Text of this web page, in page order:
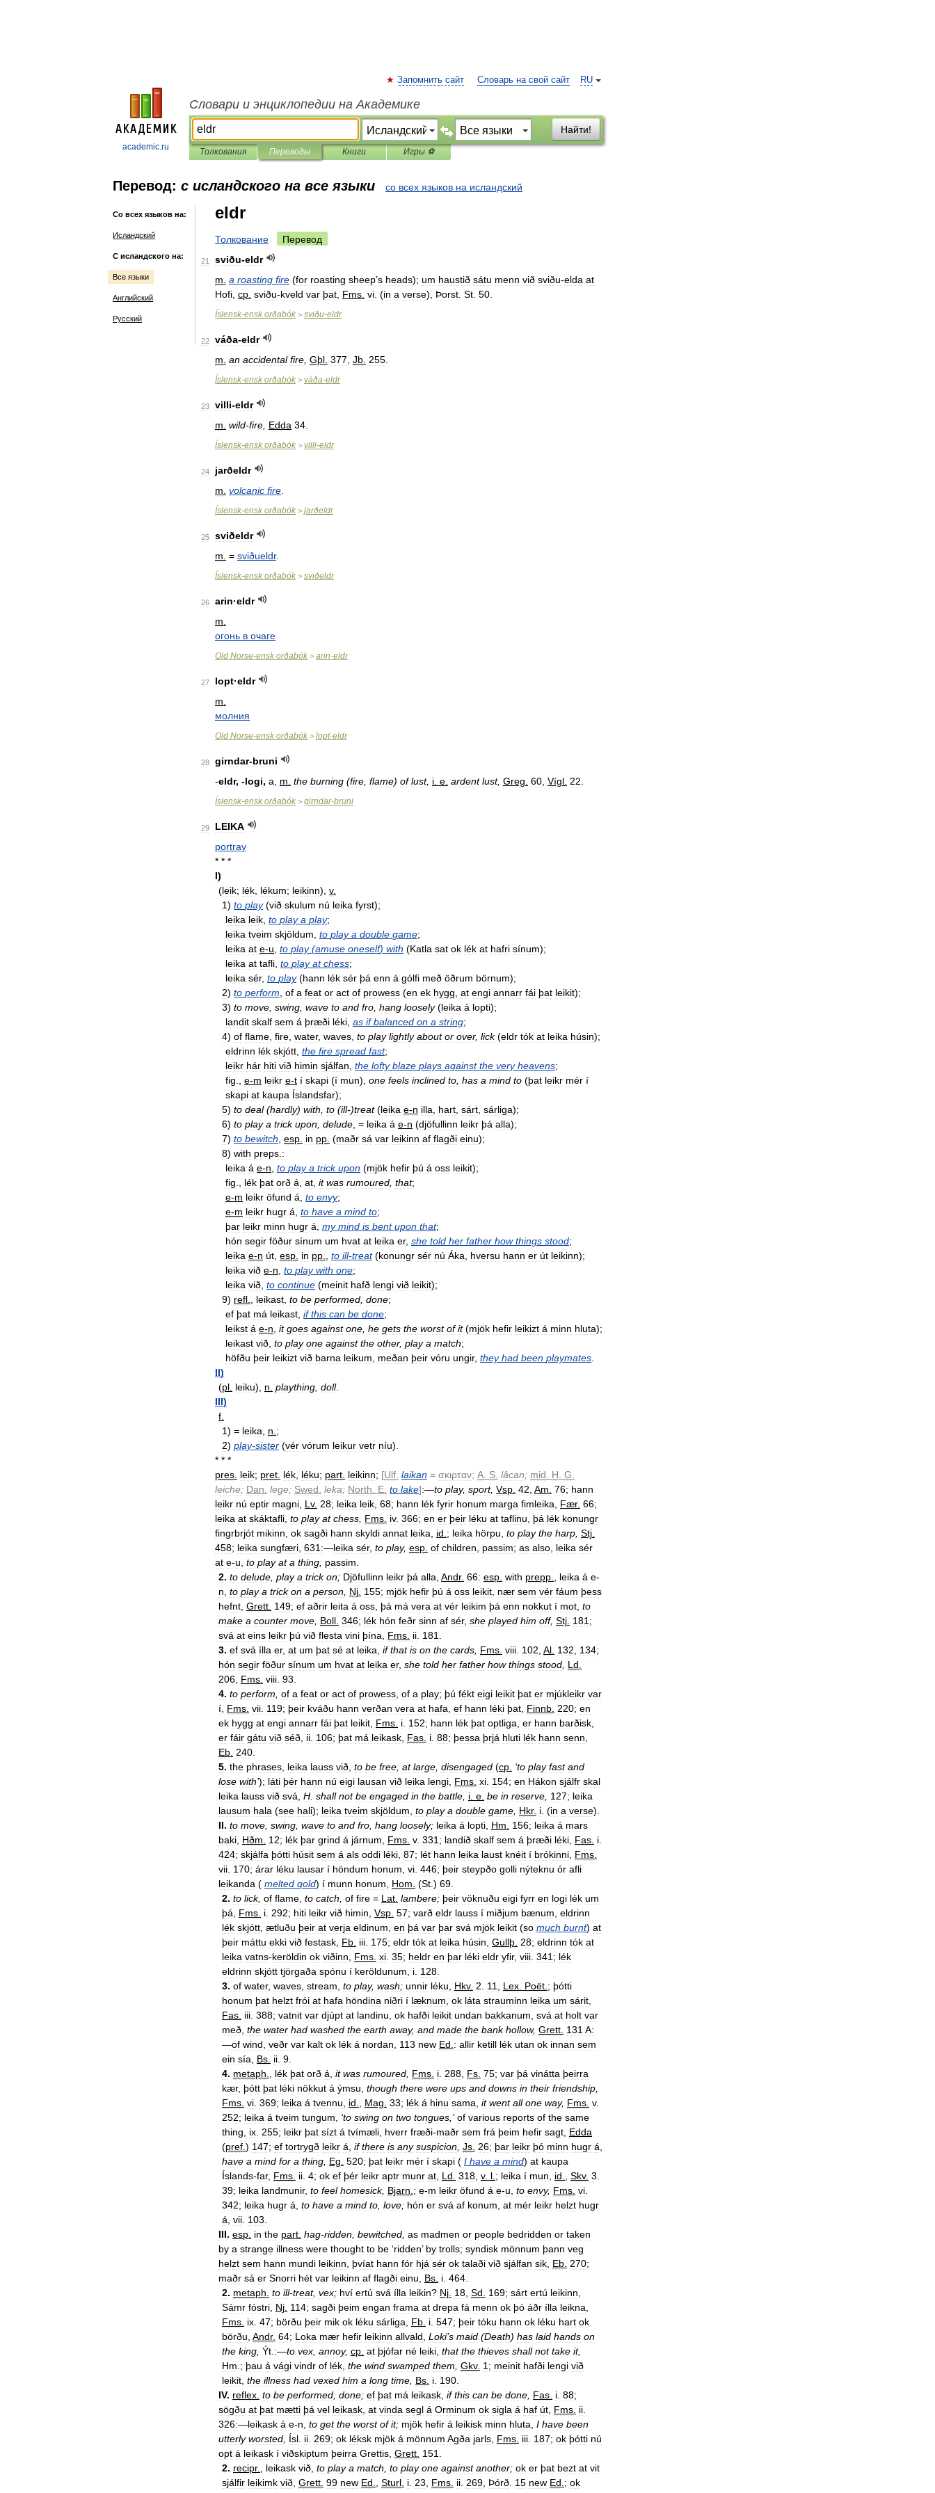
academic.ru
RU
Запомнить сайт Словарь на свой сайт
Словари и энциклопедии на Академике
Найти!
Толкования Переводы Книги Игры ⚽
Перевод: с исландского на все языки со всех языков на исландский
Со всех языков на:
Исландский
С исландского на:
Все языки
Английский
Русский
eldr
Толкование Перевод
21 sviðu-eldr
m a roasting fire (for roasting sheep’s heads); um haustið sátu menn við sviðu-elda at
Hofi cp sviðu-kveld var þat Fms vi . (in a verse), Þorst St 50
Íslensk-ensk orðabók > sviðu-eldr
22 váða-eldr
m an accidental fire Gþl 377 Jb 255
Íslensk-ensk orðabók > váða-eldr
23 villi-eldr
m wild-fire Edda 34
Íslensk-ensk orðabók > villi-eldr
24
jarðeldr
m volcanic fire
Íslensk-ensk orðabók > jarðeldr
25
sviðeldr
m = sviðueldr.
Íslensk-ensk orðabók > sviðeldr
26 arin·eldr
m
огонь в очаге
Old Norse-ensk orðabók > arin·eldr
27 lopt·eldr
m
молния
Old Norse-ensk orðabók > lopt·eldr
28 girndar-bruni
-eldr, -logi, a m the burning (fire flame) of lust, i e ardent lust, Greg 60 Vígl 22
Íslensk-ensk orðabók > girndar-bruni
29
LEIKA
portray
* * *
I)
(leik; lék lékum; leikinn), v.
1) to play(við skulum nú leika fyrst);
leika leik to play a play;
leika tveim skjöldum to play a double game;
leika at e-u to play(amuse oneself) with (Katla sat ok lék at hafri sínum);
leika at tafli to play at chess;
leika sér, to play(hann lék sér þá enn á gólfi með öðrum börnum);
2) to perform of a feat or act of prowess (en ek hygg at engi annarr fái þat leikit);
3) to move swing wave to and fro hang loosely(leika á lopti);
landit skalf sem á þræði léki as if balanced on a string;
4) of flame fire water, waves to play lightly about or over, lick(eldr tók at leika húsin);
eldrinn lék skjótt the fire spread fast;
leikr hár hiti við himin sjálfan the lofty blaze plays against the very heavens;
fig
e-m leikr e-t í skapi (í mun), one feels inclined to has a mind to (þat leikr mér í
skapi at kaupa Íslandsfar);
5) to deal(hardly) with to (ill-)treat(leika e-n illa hart sárt sárliga);
6) to play a trick upon delude , = leika á e-n (djöfullinn leikr þá alla);
7) to bewitch esp in pp (maðr sá var leikinn af flagði einu);
8) with preps :
leika á e-n to play a trick upon (mjök hefir þú á oss leikit);
fig
lék þat orð á at it was rumoured that;
e-m leikr öfund á to envy;
e-m leikr hugr á to have a mind to;
þar leikr minn hugr á my mind is bent upon that;
hón segir föður sínum um hvat at leika er, she told her father how things stood;
leika e-n út esp in pp to ill-treat(konungr sér nú Áka hversu hann er út leikinn);
leika við e-n to play with one;
leika við to continue (meinit hafð lengi við leikit);
9) refl leikast to be performed done;
ef þat má leikast if this can be done;
leikst á e-n it goes against one he gets the worst of it(mjök hefir leikizt á minn hluta);
leikast við to play one against the other, play a match;
höfðu þeir leikizt við barna leikum meðan þeir vóru ungir, they had been playmates
II)
(pl leiku), n plaything doll.
III)
f
1) = leika n ;
2) play-sister (vér vórum leikur vetr níu).
* * *
pres leik; pret lék léku; part leikinn; [Ulf laikan = σκιρταν; A S lâcan; mid H G
leiche; Dan lege; Swed leka; North E to lake]:—to play, sport, Vsp 42 Am 76; hann
leikr nú eptir magni Lv. 28; leika leik 68; hann lék fyrir honum marga fimleika Fær. 66;
leika at skáktafli to play at chess Fms iv. 366; en er þeir léku at taflinu þá lék konungr
fingrbrjót mikinn ok sagði hann skyldi annat leika id ; leika hörpu to play the harp Stj
458; leika sungfæri 631:—leika sér, to play, esp of children passim; as also leika sér
at e-u to play at a thing passim
2. to delude play a trick on; Djöfullinn leikr þá alla Andr. 66: esp with prepp leika á e-
n to play a trick on a person Nj 155; mjök hefir þú á oss leikit nær sem vér fáum þess
hefnt Grett 149; ef aðrir leita á oss þá má vera at vér leikim þá enn nokkut í mot to
make a counter move Boll 346; lék hón feðr sinn af sér, she played him off, Stj 181 ;
svá at eins leikr þú við flesta vini þína Fms ii 181
3. ef svá ílla er, at um þat sé at leika if that is on the cards Fms viii 102 Al 132 134;
hón segir föður sínum um hvat at leika er, she told her father how things stood Ld
206 Fms viii 93
4. to perform of a feat or act of prowess of a play; þú fékt eigi leikit þat er mjúkleikr var
í Fms vii 119; þeir kváðu hann verðan vera at hafa ef hann léki þat Finnb 220; en
ek hygg at engi annarr fái þat leikit Fms i 152; hann lék þat optliga er hann barðisk
er fáir gátu við séð ii 106; þat má leikask Fas i 88; þessa þrjá hluti lék hann senn
Eb 240
5. the phrases leika lauss við to be free at large disengaged (cp ‘to play fast and
lose with’); láti þér hann nú eigi lausan við leika lengi Fms xi 154; en Hákon sjálfr skal
leika lauss við svá H shall not be engaged in the battle i e be in reserve 127; leika
lausum hala (see hali); leika tveim skjöldum to play a double game Hkr. i . (in a verse).
II. to move swing wave to and fro hang loosely; leika á lopti Hm 156; leika á mars
baki Hðm 12; lék þar grind á járnum Fms v. 331 ; landið skalf sem á þræði léki Fas i
424; skjálfa þótti húsit sem á als oddi léki 87; lét hann leika laust knéit í brókinni Fms
vii 170; árar léku lausar í höndum honum vi 446; þeir steypðo golli nýteknu ór afli
leikanda ( melted gold) í munn honum Hom (St .) 69
2. to lick, of flame to catch of fire = Lat lambere; þeir vöknuðu eigi fyrr en logi lék um
þá
Fms i 292; hiti leikr við himin Vsp 57; varð eldr lauss í miðjum bænum eldrinn
lék skjótt ætluðu þeir at verja eldinum en þá var þar svá mjök leikit (so much burnt) at
þeir máttu ekki við festask Fb iii 175; eldr tók at leika húsin Gullþ 28; eldrinn tók at
leika vatns-keröldin ok viðinn Fms xi 35; heldr en þar léki eldr yfir, viii 341 ; lék
eldrinn skjótt tjörgaða spónu í keröldunum i 128
3. of water, waves stream to play, wash; unnir léku Hkv. 2 11 Lex Poët ; þótti
honum þat helzt frói at hafa höndina niðri í læknum ok láta strauminn leika um sárit
Fas iii 388; vatnit var djúpt at landinu ok hafði leikit undan bakkanum svá at holt var
með the water had washed the earth away, and made the bank hollow, Grett 131 A:
—of wind veðr var kalt ok lék á nordan 113 new Ed : allir ketill lék utan ok innan sem
ein sía Bs ii 9
4. metaph lék þat orð á it was rumoured Fms i 288 Fs 75; var þá vinátta þeirra
kær, þótt þat léki nökkut á ýmsu though there were ups and downs in their friendship
Fms vi 369; leika á tvennu id Mag 33; lék á hinu sama it went all one way, Fms v.
252; leika á tveim tungum ‘to swing on two tongues ,’ of various reports of the same
thing
ix 255; leikr þat sízt á tvímæli hverr fræði-maðr sem frá þeim hefir sagt Edda
(pref ) 147; ef tortrygð leikr á if there is any suspicion Js 26; þar leikr þó minn hugr á
have a mind for a thing Eg 520; þat leikr mér í skapi ( I have a mind) at kaupa
Íslands-far, Fms ii 4; ok ef þér leikr aptr munr at Ld 318 v. l ; leika í mun id Skv. 3
39; leika landmunir, to feel homesick, Bjarn ; e-m leikr öfund á e-u to envy, Fms vi
342; leika hugr á to have a mind to love; hón er svá af konum at mér leikr helzt hugr
á vii 103
III. esp in the part hag-ridden bewitched as madmen or people bedridden or taken
by a strange illness were thought to be ‘ridden’ by trolls; syndisk mönnum þann veg
helzt sem hann mundi leikinn þvíat hann fór hjá sér ok talaði við sjálfan sik Eb 270;
maðr sá er Snorri hét var leikinn af flagði einu Bs i 464
2. metaph to ill-treat, vex; hví ertú svá ílla leikin? Nj 18 Sd 169; sárt ertú leikinn
Sámr fóstri Nj 114; sagði þeim engan frama at drepa fá menn ok þó áðr ílla leikna
Fms ix 47; börðu þeir mik ok léku sárliga Fb i 547; þeir tóku hann ok léku hart ok
börðu Andr. 64; Loka mær hefir leikinn allvald Loki’s maid (Death) has laid hands on
the king Ýt :—to vex annoy, cp at þjófar né leiki that the thieves shall not take it,
Hm .; þau á vági vindr of lék the wind swamped them Gkv. 1 ; meinit hafði lengi við
leikit the illness had vexed him a long time Bs i 190
IV. reflex to be performed done; ef þat má leikask if this can be done Fas i 88;
sögðu at þat mætti þá vel leikask at vinda segl á Orminum ok sigla á haf út Fms ii
326:—leikask á e-n to get the worst of it; mjök hefir á leikisk minn hluta I have been
utterly worsted Ísl ii 269; ok léksk mjök á mönnum Agða jarls Fms iii 187; ok þótti nú
opt á leikask í viðskiptum þeirra Grettis Grett 151
2. recipr. leikask við to play a match to play one against another; ok er þat bezt at vit
sjálfir leikimk við Grett 99 new Ed Sturl i 23 Fms ii 269 Þórð 15 new Ed ; ok